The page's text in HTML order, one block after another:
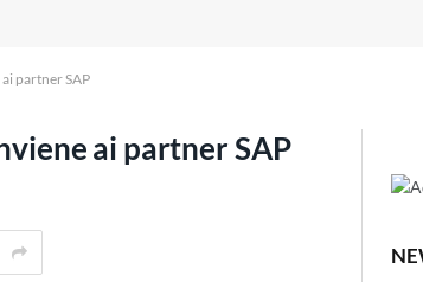
partner SAP
ai partner SAP